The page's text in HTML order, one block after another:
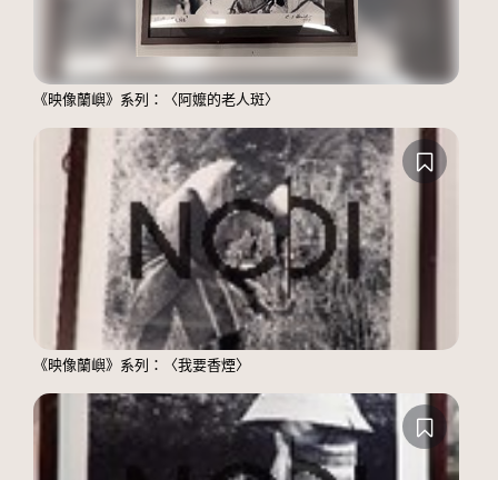
《映像蘭嶼》系列：〈阿嬤的老人斑〉
《映像蘭嶼》系列：〈我要香煙〉